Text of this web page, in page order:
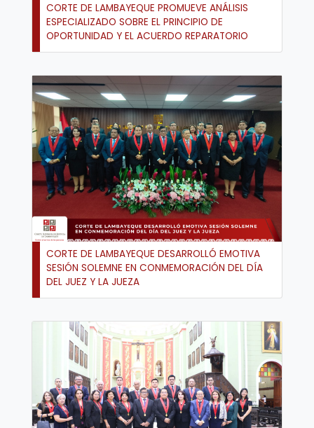
CORTE DE LAMBAYEQUE PROMUEVE ANÁLISIS
ESPECIALIZADO SOBRE EL PRINCIPIO DE
OPORTUNIDAD Y EL ACUERDO REPARATORIO
CORTE DE LAMBAYEQUE DESARROLLÓ EMOTIVA
SESIÓN SOLEMNE EN CONMEMORACIÓN DEL DÍA
DEL JUEZ Y LA JUEZA